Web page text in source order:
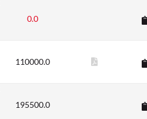
0.0
110000.0
195500.0